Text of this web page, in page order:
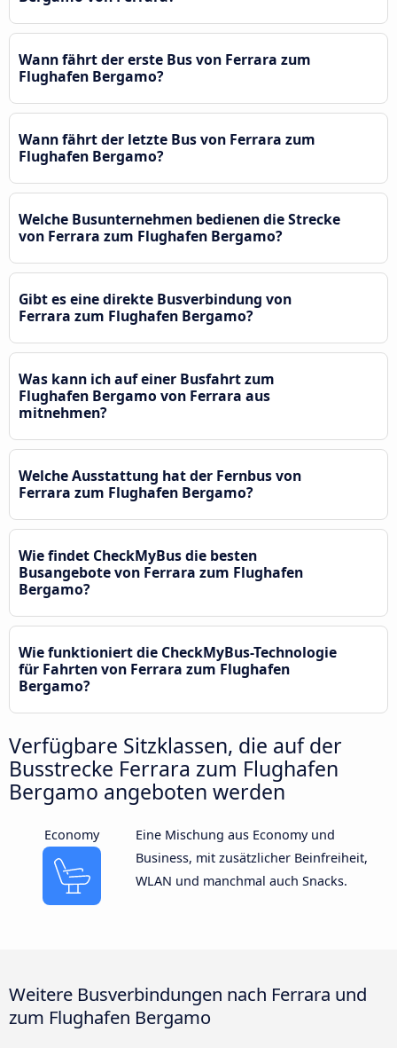
Wann fährt der erste Bus von Ferrara zum
Flughafen Bergamo?
Wann fährt der letzte Bus von Ferrara zum
Flughafen Bergamo?
Welche Busunternehmen bedienen die Strecke
von Ferrara zum Flughafen Bergamo?
Gibt es eine direkte Busverbindung von
Ferrara zum Flughafen Bergamo?
Was kann ich auf einer Busfahrt zum
Flughafen Bergamo von Ferrara aus
mitnehmen?
Welche Ausstattung hat der Fernbus von
Ferrara zum Flughafen Bergamo?
Wie findet CheckMyBus die besten
Busangebote von Ferrara zum Flughafen
Bergamo?
Wie funktioniert die CheckMyBus-Technologie
für Fahrten von Ferrara zum Flughafen
Bergamo?
Verfügbare Sitzklassen, die auf der
Busstrecke Ferrara zum Flughafen
Bergamo angeboten werden
Economy
Eine Mischung aus Economy und
Business, mit zusätzlicher Beinfreiheit,
WLAN und manchmal auch Snacks.
Weitere Busverbindungen nach Ferrara und
zum Flughafen Bergamo